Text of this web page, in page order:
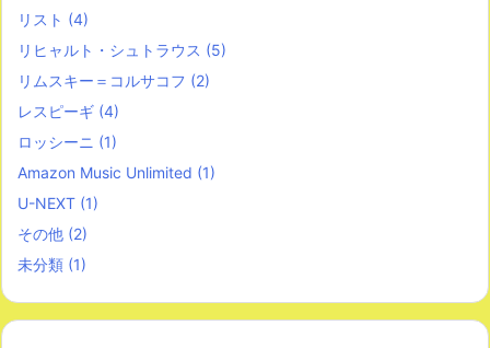
リスト (4)
リヒャルト・シュトラウス (5)
リムスキー＝コルサコフ (2)
レスピーギ (4)
ロッシーニ (1)
Amazon Music Unlimited (1)
U-NEXT (1)
その他 (2)
未分類 (1)